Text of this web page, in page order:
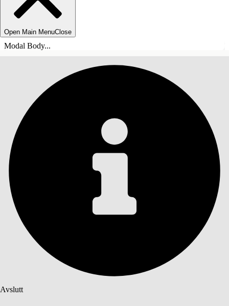
Open Main MenuClose
Modal Body...
Avslutt
Vis innholdsfortegnelse